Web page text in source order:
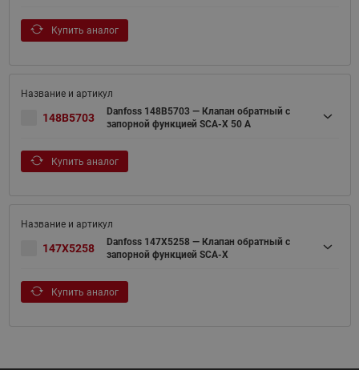
Купить аналог
148B5703
Danfoss 148B5703 — Клапан обратный с
запорной функцией SCA-X 50 A
Купить аналог
147X5258
Danfoss 147X5258 — Клапан обратный с
запорной функцией SCA-X
Купить аналог